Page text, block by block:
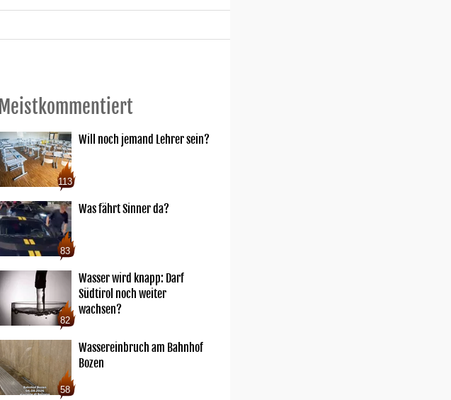
Meistkommentiert
113
Will noch jemand Lehrer sein?
83
Was fährt Sinner da?
82
Wasser wird knapp: Darf
Südtirol noch weiter
wachsen?
58
Wassereinbruch am Bahnhof
Bozen